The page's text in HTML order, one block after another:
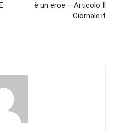
è un eroe – Articolo Il
Giornale.it